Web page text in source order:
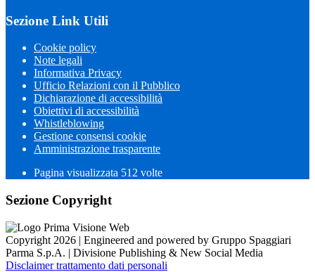
Sezione Link Utili
Cookie policy
Note legali
Informativa Privacy
Ufficio Relazioni con il Pubblico
Dichiarazione di accessibilità
Obiettivi di accessibilità
Whistleblowing
Gestione consensi cookie
Amministrazione trasparente
Pagina visualizzata 512 volte
Sezione Copyright
Copyright 2026 | Engineered and powered by Gruppo Spaggiari
Parma S.p.A. | Divisione Publishing & New Social Media
Disclaimer trattamento dati personali